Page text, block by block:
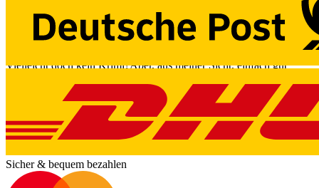
Fleisch.Die astrologischen Rückschlüsse konnte ich hingegen
getrost belächeln. Jedenfalls eine ganz außergewöhnliche Mischung
für einen Krimi? Nun es gibt Mordopfer, doch der Aufbau der
Vielleicht doch kein Krimi?Aber, aus meiner Sicht, einfach gut
älteren Frau und zwar Angelika Thomas gelesen und ihre Stimme
passt ganz hervorragend. Die Laufzeit beträgt 8h 40 min.Fazit:
ungewöhnlich, überraschende Wendung, empfehlenswert
Sicher & bequem bezahlen